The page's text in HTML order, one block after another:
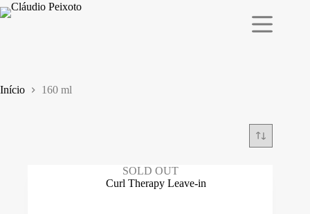
Pular
para
Início 160 ml
SOLD OUT